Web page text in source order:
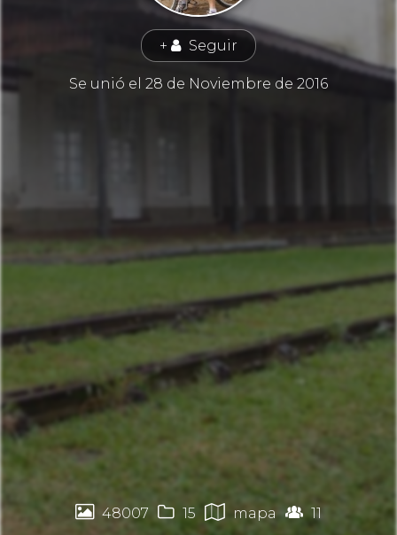
+ 👤 Seguir
Se unió el 28 de Noviembre de 2016
 48007  15  mapa  11